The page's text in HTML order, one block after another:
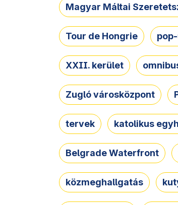
Magyar Máltai
Tour de Hongrie
XXII. kerület
Zugló városközpont
tervek katolikus
Belgrade Waterfront
közmeghallgatás